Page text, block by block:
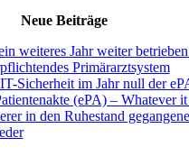
Neue Beiträge
weiteres Jahr weiter
Primärarztsystem
Sicherheit im Jahr null der
(ePA) – Whatever it
in den Ruhestand